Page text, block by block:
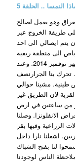
وهو يعمل لصالح
طريقة الخروج عبر
يتم ايصالي الى احد
باص الى منطقة ريفية
وبقينا حتى المساء فيها. كان هذا في نهاية شهر نوفمبر 2014. وعند
تحرك بنا الجرارنصف
طينية. مشينا حوالي
لان الطريق غير
من ساعتين في ارض
الانفلونزا. وصلنا
الزراعية وفيها بقر
اشعلنا نارا داخل
لنا بفتح الشباك